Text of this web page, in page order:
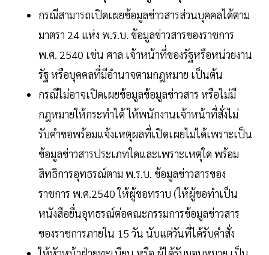
กรณีสามารถเปิดเผยข้อมูลข่าวสารส่วนบุคคลได้ตาม
มาตรา 24 แห่ง พ.ร.บ. ข้อมูลข่าวสารของราชการ
พ.ศ. 2540 เช่น ศาล เจ้าหน้าที่ของรัฐหรือหน่วยงาน
รัฐ หรือบุคคลที่มีอำนาจตามกฎหมาย เป็นต้น
กรณีไม่อาจเปิดเผยข้อมูลข้อมูลข่าวสาร หรือไม่มี
กฎหมายให้กระทำได้ ให้พนักงานเจ้าหน้าที่สั่งไม่
รับคำขอพร้อมแจ้งเหตุผลที่เปิดเผยไม่ได้เพราะเป็น
ข้อมูลข่าวสารประเภทใดและเพราะเหตุใด พร้อม
สิทธิการอุทธรณ์ตาม พ.ร.บ. ข้อมูลข่าวสารของ
ราชการ พ.ศ.2540 ให้ผู้ขอทราบ (ให้ผู้ขอทำเป็น
หนังสือยื่นอุทธรณ์ต่อคณะกรรมการข้อมูลข่าวสาร
ของราชการภายใน 15 วัน นับแต่วันที่ได้รับคำสั่ง